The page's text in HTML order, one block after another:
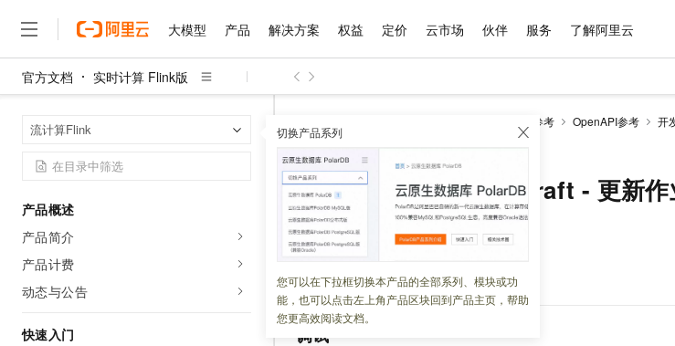
大模型 产品 解决方案 权益 定价 云市场 伙伴 服务 了解阿里云
官方文档 实时计算 Flink版
流计算Flink 切换产品系列
您可以在下拉框切换本产品的全部系列、模块或功
能，也可以点击左上角产品区块回到产品主页，帮助
您更高效阅读文档。
产品概述
产品简介
产品计费
动态与公告
快速入门
开发参考 OpenAPI参考 开
UpdateDeploymentDraft - 更新作业草稿
UpdateDeploymentDraft - 更新作
更新时间：2026-05-25 02:44:30
更新 SQL、数据摄入作业草稿。
调试
大模型
大模型
文本生成
Qwen3.8-Max HOT
智能体时代全能旗舰模型
Qwen3.7-Plus
Kimi 最新旗舰模型，长程编程与
产品
精选产品
人工智能与机器学习
精选产品
大模型服务平台百炼
大模型服务与应用平台
千问大模型
多元化、高性能、安全可靠的大模型服务
无影云电脑
随时随地安全接入的云上超级电脑
云解析DNS
域名与网站
对象存储 OSS
一站式AI开发、训练和推理服务
Qoder CN
解决方案
精选解决方案
AI
精选解决方案
千问办公，解锁你的工作新方式
企业级Agent产品，直接交付可用成果
Agency Agents：拥有专属领域专家
多领域专家智能体,一键组建 AI 虚拟交付团队
HappyHorse 打造一站式影视创作平台
快速拥有专属 OpenClaw
睿译宝，AI翻译排版一步到位
GLM-5.2：长任务时代开源旗
自主进化，持久记忆，越用越聪明
Claude Code + GStack 打造工
权益 普惠上云
普惠上云 官方力荐
云服务器38元/年起，超值低价云产品抢先购
官方推荐返现计划
推荐新用户得奖励，单订单最高返9万
云工开物
高校专属算力普惠，学生认证享300元代金券
免费试用
AI 特惠
智启 AI 普惠权益
阿里云 OPC 创新助力计划
至高百万元 Token 补贴，加速一
Qwen3.8-Max 首发尝鲜，限时加
千问办公，限时限量积分加倍
定价 产品定价
了解云产品的定价详情
云上成本管理
管理和优化成本
价格计算器
自助选配和估算价格
价格优势
推动算力普惠，释放技术红利
云市场 精选商城
网站建设
多端小程序
Salesforce 国际版订阅
友盟天域
观测云
Tuya 物联网平台阿里云版
蓝凌 OA
数据与 API
数据集
身份实名认证
短信
OCR 文字识别
发票查验
伙伴 成为销售伙伴
分销伙伴
咨询伙伴
销售伙伴合作计划
Salesforce On Alibaba Cloud
Consulting Partner 合作计划
成为产品伙伴
产品生态集成认证中心
产品生态伙伴工作台
服务 售前咨询
在线服务
售后服务
自助服务
工单服务
短信专区
企业增值服务
企业支持计划
企业增值服务台
服务实践
了解阿里云 为什么选择阿里云
什么是云计算
技术领先
稳定可靠
安全合规
分析师报告
研究报告与白皮书
最佳实践
云上春晚
云栖战略参考
云上的中国
金融模力时刻